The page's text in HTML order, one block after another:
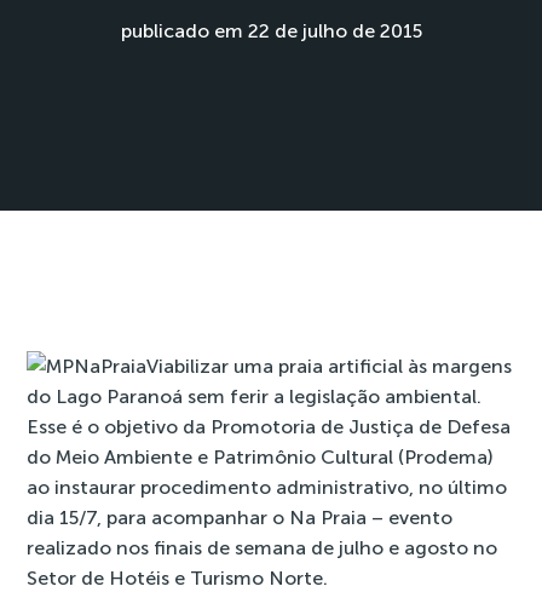
publicado em 22 de julho de 2015
Viabilizar uma praia artificial às margens
do Lago Paranoá sem ferir a legislação ambiental.
Esse é o objetivo da Promotoria de Justiça de Defesa
do Meio Ambiente e Patrimônio Cultural (Prodema)
ao instaurar procedimento administrativo, no último
dia 15/7, para acompanhar o Na Praia – evento
realizado nos finais de semana de julho e agosto no
Setor de Hotéis e Turismo Norte.